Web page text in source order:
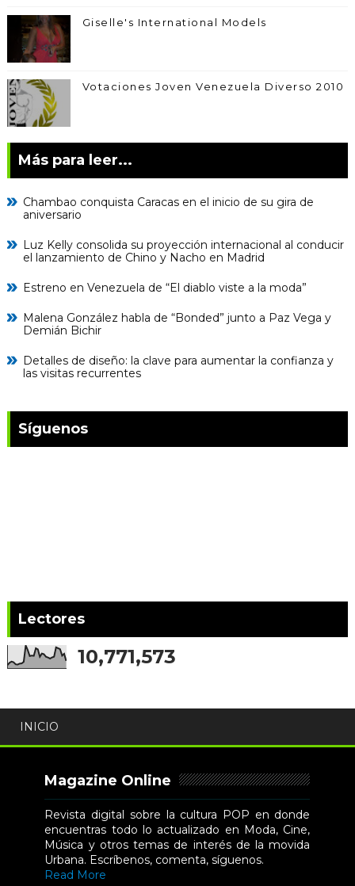
Giselle's International Models
Votaciones Joven Venezuela Diverso 2010
Más para leer...
Chambao conquista Caracas en el inicio de su gira de
aniversario
Luz Kelly consolida su proyección internacional al conducir
el lanzamiento de Chino y Nacho en Madrid
Estreno en Venezuela de “El diablo viste a la moda”
Malena González habla de “Bonded” junto a Paz Vega y
Demián Bichir
Detalles de diseño: la clave para aumentar la confianza y
las visitas recurrentes
Síguenos
Lectores
10,771,573
INICIO
Magazine Online
Revista digital sobre la cultura POP en donde
encuentras todo lo actualizado en Moda, Cine,
Música y otros temas de interés de la movida
Urbana. Escríbenos, comenta, síguenos.
Read More